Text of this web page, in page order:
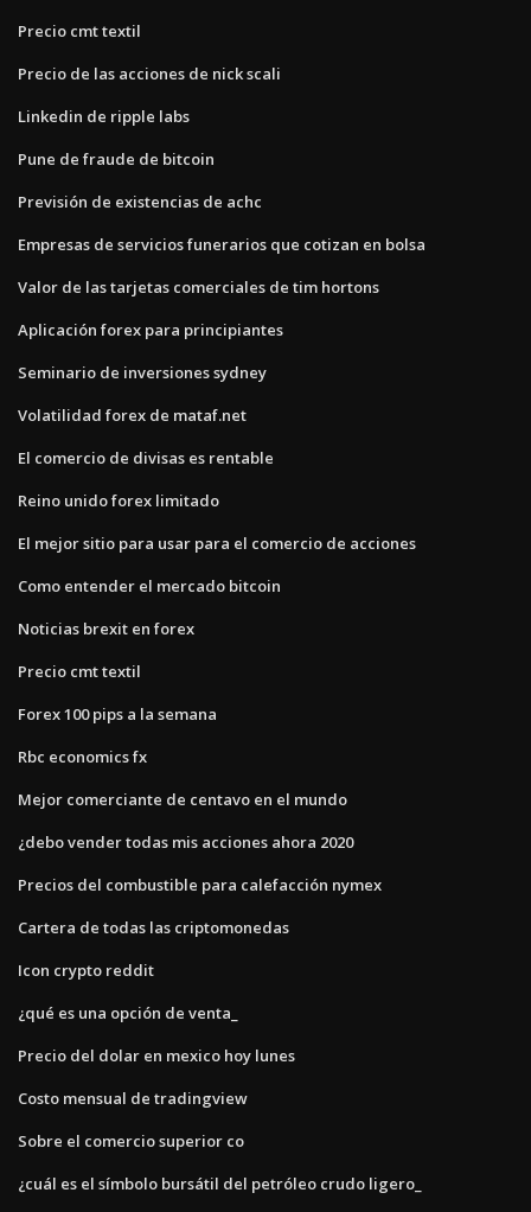
Precio cmt textil
Precio de las acciones de nick scali
Linkedin de ripple labs
Pune de fraude de bitcoin
Previsión de existencias de achc
Empresas de servicios funerarios que cotizan en bolsa
Valor de las tarjetas comerciales de tim hortons
Aplicación forex para principiantes
Seminario de inversiones sydney
Volatilidad forex de mataf.net
El comercio de divisas es rentable
Reino unido forex limitado
El mejor sitio para usar para el comercio de acciones
Como entender el mercado bitcoin
Noticias brexit en forex
Precio cmt textil
Forex 100 pips a la semana
Rbc economics fx
Mejor comerciante de centavo en el mundo
¿debo vender todas mis acciones ahora 2020
Precios del combustible para calefacción nymex
Cartera de todas las criptomonedas
Icon crypto reddit
¿qué es una opción de venta_
Precio del dolar en mexico hoy lunes
Costo mensual de tradingview
Sobre el comercio superior co
¿cuál es el símbolo bursátil del petróleo crudo ligero_